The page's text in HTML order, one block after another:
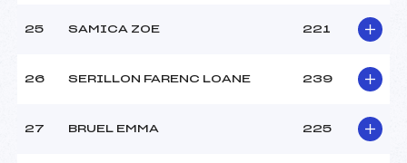
25 SAMICA ZOE 221
26 SERILLON FARENC LOANE 239
27 BRUEL EMMA 225